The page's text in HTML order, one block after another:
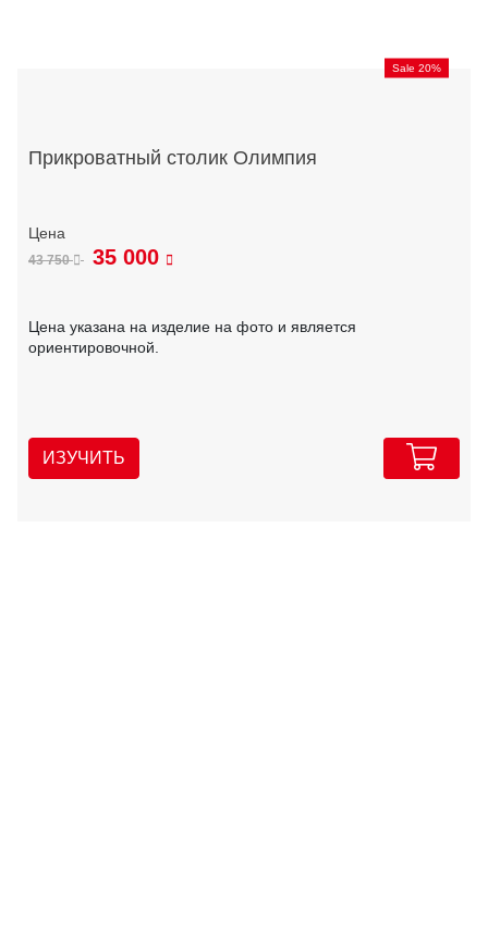
Sale 20%
Прикроватный столик Олимпия
43 750 35 000
Цена указана на изделие на фото и является
ориентировочной.
ИЗУЧИТЬ